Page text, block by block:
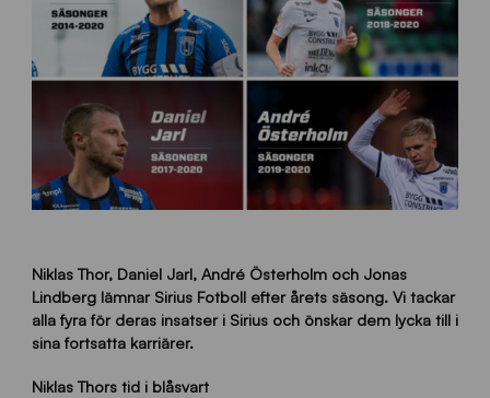
Niklas Thor, Daniel Jarl, André Österholm och Jonas
Lindberg lämnar Sirius Fotboll efter årets säsong. Vi tackar
alla fyra för deras insatser i Sirius och önskar dem lycka till i
sina fortsatta karriärer.
Niklas Thors tid i blåsvart